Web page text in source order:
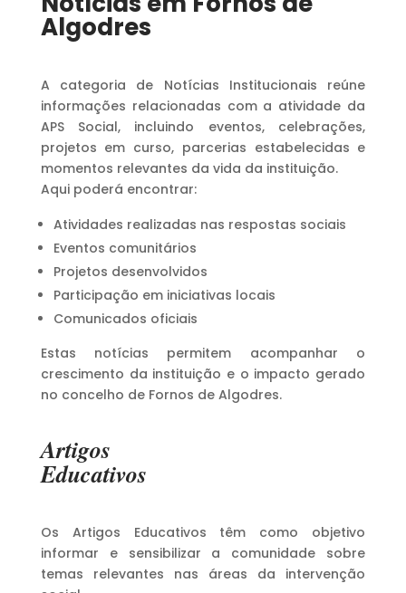
Algodres
A categoria de Notícias Institucionais reúne
informações relacionadas com a atividade da
APS Social, incluindo eventos, celebrações,
projetos em curso, parcerias estabelecidas e
momentos relevantes da vida da instituição.
Aqui poderá encontrar:
Atividades realizadas nas respostas sociais
Eventos comunitários
Projetos desenvolvidos
Participação em iniciativas locais
Comunicados oficiais
Estas notícias permitem acompanhar o
crescimento da instituição e o impacto gerado
no concelho de Fornos de Algodres.
Artigos
Educativos
Os Artigos Educativos têm como objetivo
informar e sensibilizar a comunidade sobre
temas relevantes nas áreas da intervenção